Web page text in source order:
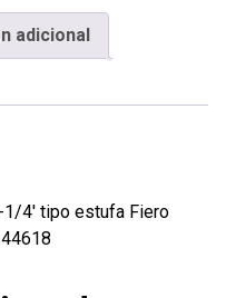
adicional
4′ tipo estufa Fiero